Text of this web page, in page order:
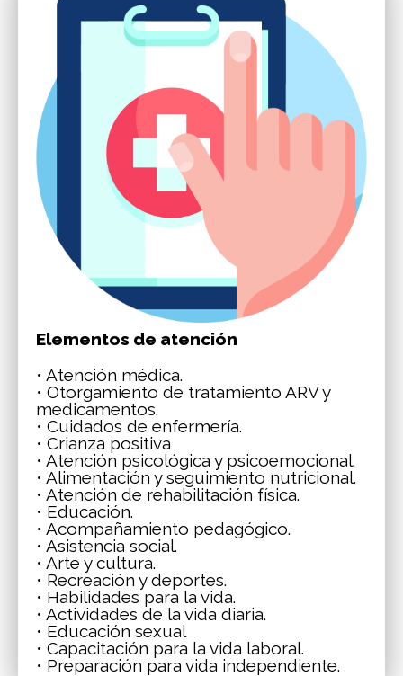
Elementos de atención
• Atención médica.
• Otorgamiento de tratamiento ARV y
medicamentos.
• Cuidados de enfermería.
• Crianza positiva
• Atención psicológica y psicoemocional.
• Alimentación y seguimiento nutricional.
• Atención de rehabilitación física.
• Educación.
• Acompañamiento pedagógico.
• Asistencia social.
• Arte y cultura.
• Recreación y deportes.
• Habilidades para la vida.
• Actividades de la vida diaria.
• Educación sexual
• Capacitación para la vida laboral.
• Preparación para vida independiente.